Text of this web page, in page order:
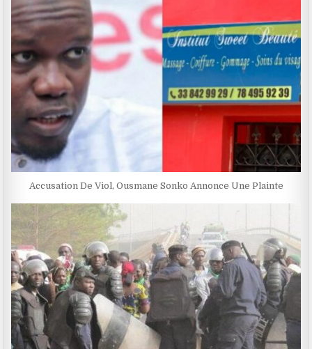
Accusation De Viol, Ousmane Sonko Annonce Une Plainte